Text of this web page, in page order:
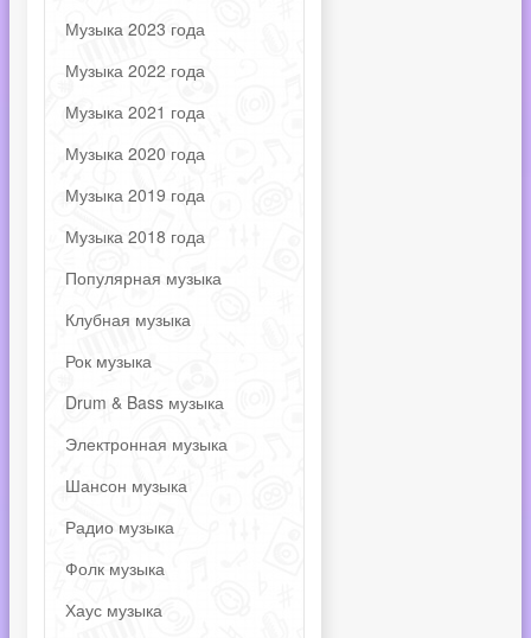
Музыка 2023 года
Музыка 2022 года
Музыка 2021 года
Музыка 2020 года
Музыка 2019 года
Музыка 2018 года
Популярная музыка
Клубная музыка
Рок музыка
Drum & Bass музыка
Электронная музыка
Шансон музыка
Радио музыка
Фолк музыка
Хаус музыка